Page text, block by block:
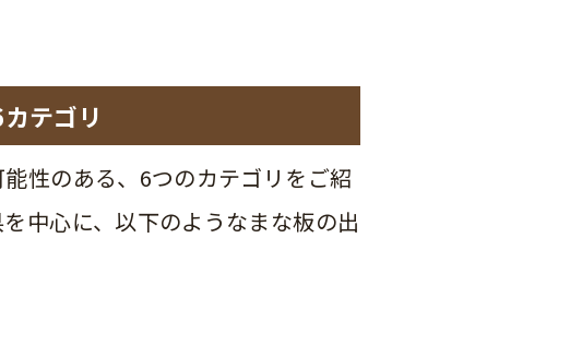
テゴリ
性のある、6つのカテゴリをご紹
中心に、以下のようなまな板の出